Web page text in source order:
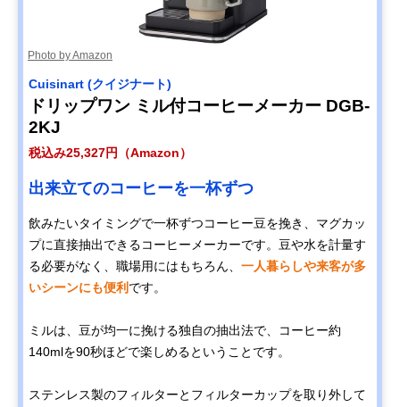
Photo by Amazon
Cuisinart (クイジナート)
ドリップワン ミル付コーヒーメーカー DGB-
2KJ
税込み25,327円（Amazon）
出来立てのコーヒーを一杯ずつ
飲みたいタイミングで一杯ずつコーヒー豆を挽き、マグカッ
プに直接抽出できるコーヒーメーカーです。豆や水を計量す
る必要がなく、職場用にはもちろん、 一人暮らしや来客が多
いシーンにも便利 です。
ミルは、豆が均一に挽ける独自の抽出法で、コーヒー約
140mlを90秒ほどで楽しめるということです。
ステンレス製のフィルターとフィルターカップを取り外して